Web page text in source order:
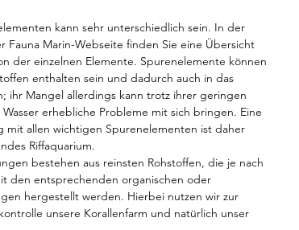
kann sehr unterschiedlich sein. In der
Fauna Marin-Webseite finden Sie eine Übersicht
der einzelnen Elemente. Spurenelemente können
enthalten sein und dadurch auch in das
ihr Mangel allerdings kann trotz ihrer geringen
erhebliche Probleme mit sich bringen. Eine
mit allen wichtigen Spurenelementen ist daher
Riffaquarium.
bestehen aus reinsten Rohstoffen, die je nach
den entsprechenden organischen oder
hergestellt werden. Hierbei nutzen wir zur
unsere Korallenfarm und natürlich unser